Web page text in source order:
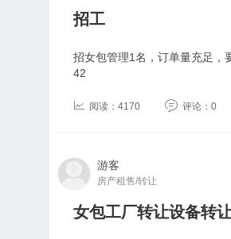
招工
招女包管理1名，订单量充足，
42
阅读：4170 评论：0
游客
房产租售/转让
女包工厂转让设备转